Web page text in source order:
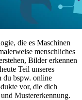
die es Maschinen
menschliches
Bilder erkennen
Teil unseres
du bspw. online
vor, die dich
Mustererkennung.